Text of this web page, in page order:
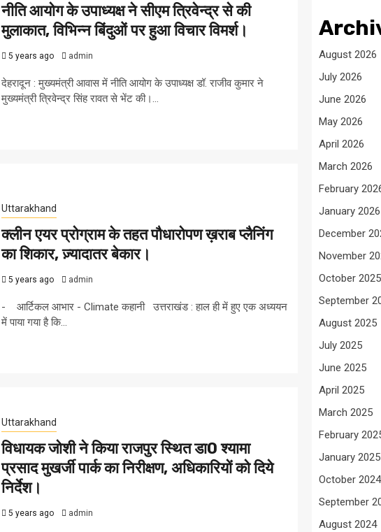
नीति आयोग के उपाध्यक्ष ने सीएम त्रिवेन्द्र से की
मुलाकात, विभिन्न बिंदुओं पर हुआ विचार विमर्श।
5 years ago admin
देहरादून : मुख्यमंत्री आवास में नीति आयोग के उपाध्यक्ष डॉ. राजीव कुमार ने
मुख्यमंत्री त्रिवेन्द्र सिंह रावत से भेंट की।...
Uttarakhand
क्लीन एयर प्रोग्राम के तहत पौधारोपण ख़राब प्लैनिंग
का शिकार, ज़्यादातर बेकार।
5 years ago admin
- आर्टिकल आभार - Climate कहानी उत्तराखंड : हाल ही में हुए एक अध्ययन
में पाया गया है कि...
Uttarakhand
विधायक जोशी ने किया राजपुर स्थित डा0 श्यामा
प्रसाद मुखर्जी पार्क का निरीक्षण, अधिकारियों को दिये
निर्देश।
5 years ago admin
August 2026
July 2026
June 2026
May 2026
April 2026
March 2026
February
January 2026
December
November
October 2025
September
August 2025
July 2025
June 2025
April 2025
March 2025
February
January 2025
October 2024
September
August 2024